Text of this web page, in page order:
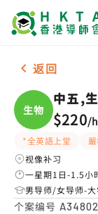
女-1名 中五,生
返回
生物
中五,
$220/
*全英語上堂
视像补习
一星期1日-1.5小
男导师/女导师-
个案编号